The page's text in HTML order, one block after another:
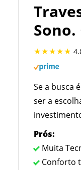
Sono.
Se a busca
ser a
Prós:
Muita
Conforto